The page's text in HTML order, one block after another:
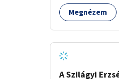
Megnézem
A Szilágyi